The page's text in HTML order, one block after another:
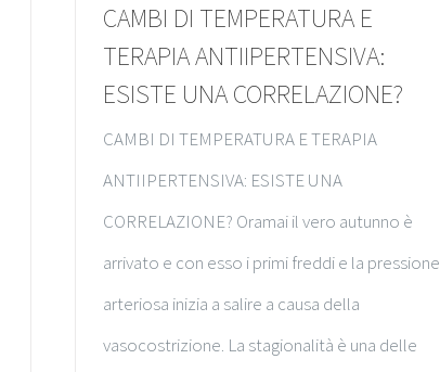
CAMBI DI TEMPERATURA E
TERAPIA ANTIIPERTENSIVA:
ESISTE UNA CORRELAZIONE?
CAMBI DI TEMPERATURA E TERAPIA
ANTIIPERTENSIVA: ESISTE UNA
CORRELAZIONE? Oramai il vero autunno è
arrivato e con esso i primi freddi e la pressione
arteriosa inizia a salire a causa della
vasocostrizione. La stagionalità è una delle